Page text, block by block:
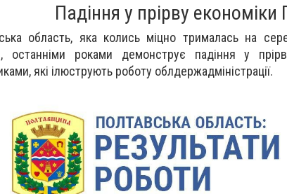
Падіння у прірву
область, яка колись міцно трималась на
останніми роками демонструє падіння у
які ілюструють роботу облдержадміністрації.